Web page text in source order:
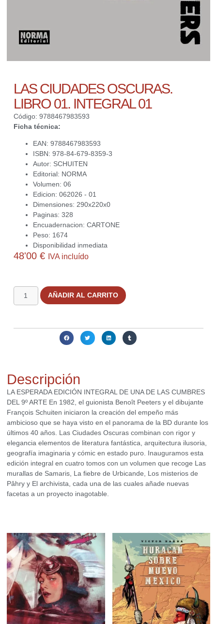
LAS CIUDADES OSCURAS.
LIBRO 01. INTEGRAL 01
Código: 9788467983593
Ficha técnica:
EAN: 9788467983593
ISBN: 978-84-679-8359-3
Autor: SCHUITEN
Editorial: NORMA
Volumen: 06
Edicion: 062026 - 01
Dimensiones: 290x220x0
Paginas: 328
Encuadernacion: CARTONE
Peso: 1674
Disponibilidad inmediata
48'00 € IVA incluído
AÑADIR AL CARRITO
Descripción
LA ESPERADA EDICIÓN INTEGRAL DE UNA DE LAS CUMBRES
DEL 9º ARTE En 1982, el guionista Benoît Peeters y el dibujante
François Schuiten iniciaron la creación del empeño más
ambicioso que se haya visto en el panorama de la BD durante los
últimos 40 años. Las Ciudades Oscuras combinan con rigor y
elegancia elementos de literatura fantástica, arquitectura ilusoria,
geografía imaginaria y cómic en estado puro. Inauguramos esta
edición integral en cuatro tomos con un volumen que recoge Las
murallas de Samaris, La fiebre de Urbicande, Los misterios de
Pâhry y El archivista, cada una de las cuales añade nuevas
facetas a un proyecto inagotable.